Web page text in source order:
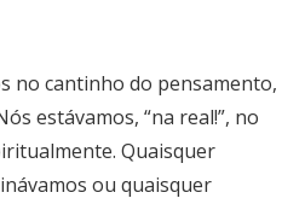
no cantinho do pensamento,
estávamos, “na real!”, no
Quaisquer
ou quaisquer